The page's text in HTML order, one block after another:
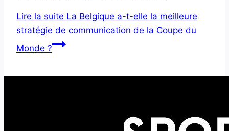
Lire la suite La Belgique a-t-elle la meilleure
stratégie de communication de la Coupe du
Monde ?